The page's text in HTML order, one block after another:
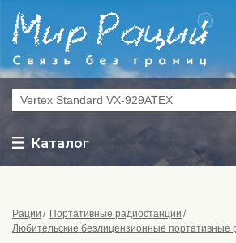
Каталог
Рации
Портативные радиостанции
Любительские безлицензионные портативные